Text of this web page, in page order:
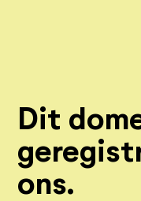
Dit
ons.